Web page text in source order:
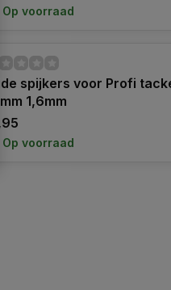
Op voorraad
spijkers voor Profi
1,6mm
Op voorraad